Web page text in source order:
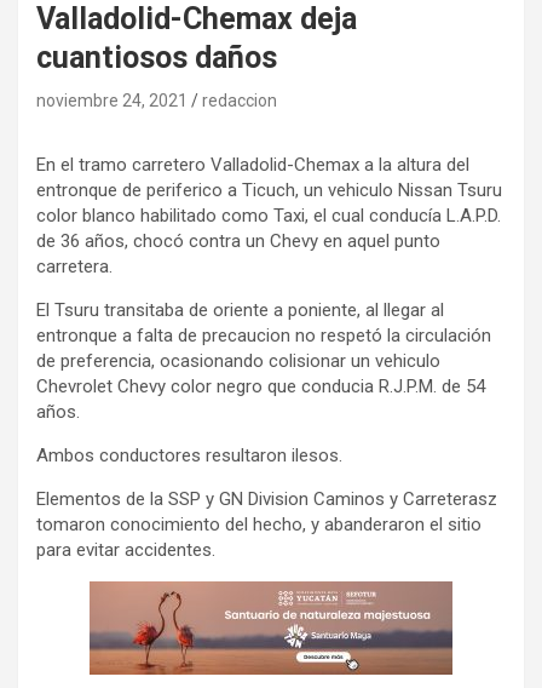
Valladolid-Chemax deja
cuantiosos daños
noviembre 24, 2021 redaccion
En el tramo carretero Valladolid-Chemax a la altura del
entronque de periferico a Ticuch, un vehiculo Nissan Tsuru
color blanco habilitado como Taxi, el cual conducía L.A.P.D.
de 36 años, chocó contra un Chevy en aquel punto
carretera.
El Tsuru transitaba de oriente a poniente, al llegar al
entronque a falta de precaucion no respetó la circulación
de preferencia, ocasionando colisionar un vehiculo
Chevrolet Chevy color negro que conducia R.J.P.M. de 54
años.
Ambos conductores resultaron ilesos.
Elementos de la SSP y GN Division Caminos y Carreterasz
tomaron conocimiento del hecho, y abanderaron el sitio
para evitar accidentes.